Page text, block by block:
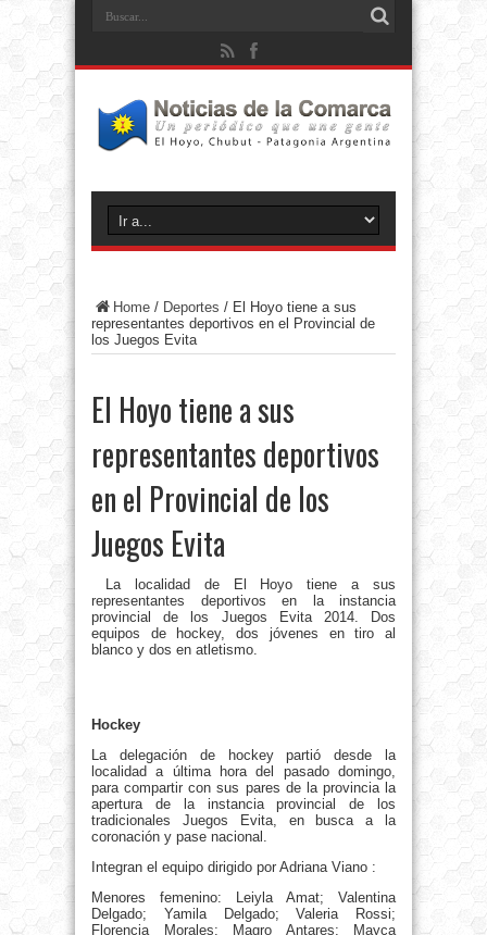
Home / Deportes / El Hoyo tiene a sus
representantes deportivos en el Provincial de
los Juegos Evita
El Hoyo tiene a sus
representantes deportivos
en el Provincial de los
Juegos Evita
La localidad de El Hoyo tiene a sus
representantes deportivos en la instancia
provincial de los Juegos Evita 2014. Dos
equipos de hockey, dos jóvenes en tiro al
blanco y dos en atletismo.
Hockey
La delegación de hockey partió desde la
localidad a última hora del pasado domingo,
para compartir con sus pares de la provincia la
apertura de la instancia provincial de los
tradicionales Juegos Evita, en busca a la
coronación y pase nacional.
Integran el equipo dirigido por Adriana Viano :
Menores femenino: Leiyla Amat; Valentina
Delgado; Yamila Delgado; Valeria Rossi;
Florencia Morales; Magro Antares; Mayca